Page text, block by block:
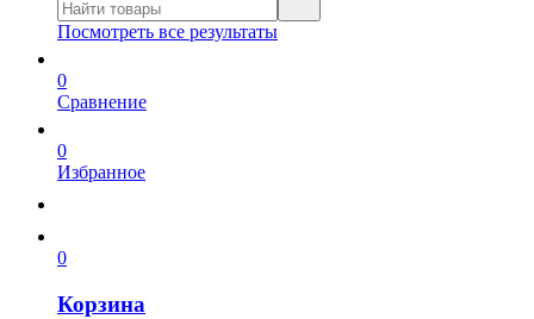
Посмотреть все результаты
0
Сравнение
0
Избранное
0
Корзина